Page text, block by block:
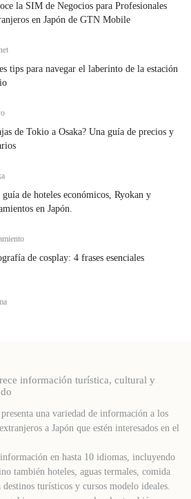
la SIM de Negocios para Profesionales
en Japón de GTN Mobile
tips para navegar el laberinto de la estación
de Tokio a Osaka? Una guía de precios y
guía de hoteles económicos, Ryokan y
en Japón.
de cosplay: 4 frases esenciales
información turística, cultural y
una variedad de información a los
a Japón que estén interesados ​​en el
en hasta 10 idiomas, incluyendo
también hoteles, aguas termales, comida
destinos turísticos y cursos modelo ideales.